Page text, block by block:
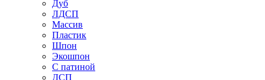
Дуб
ЛДСП
Массив
Пластик
Шпон
Экошпон
С патиной
ДСП